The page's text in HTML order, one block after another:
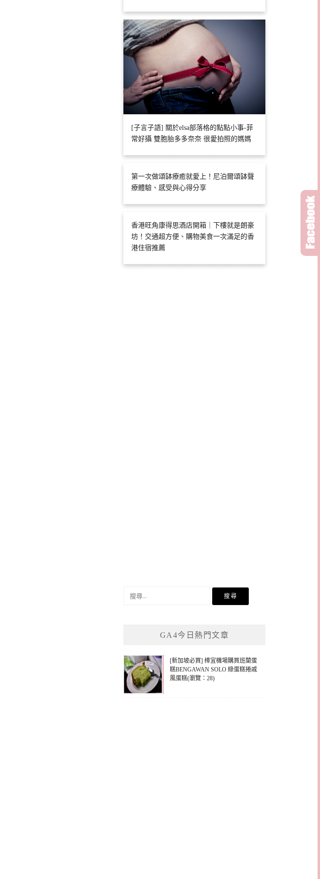
[子言子語] 關於elsa部落格的點點小事-菲
常好攝 雙胞胎多多奈奈 很愛拍照的媽媽
第一次做頌缽療癒就愛上！尼泊爾頌缽聲
療體驗、感受與心得分享
香港旺角康得思酒店開箱｜下樓就是朗豪
坊！交通超方便、購物美食一次滿足的香
港住宿推薦
GA4今日熱門文章
[新加坡必買] 樟宜機場購買班蘭蛋
糕BENGAWAN SOLO 綠蛋糕捲戚
風蛋糕(瀏覽：28)